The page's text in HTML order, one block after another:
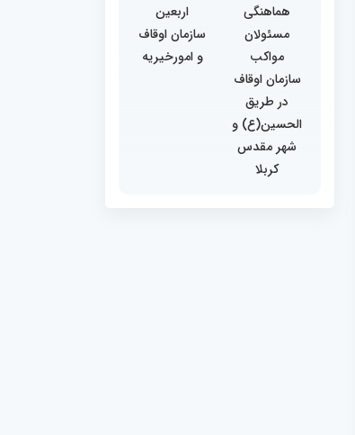
هماهنگی
مسئولان
مواکب
سازمان اوقاف
در طریق
الحسین(ع) و
شهر مقدس
کربلا
اربعین
سازمان اوقاف
و امورخیریه